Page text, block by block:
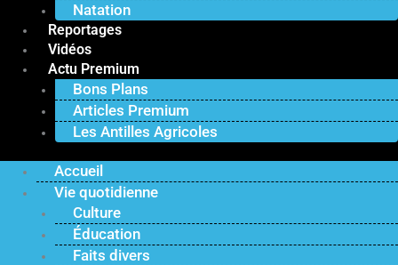
Natation
Reportages
Vidéos
Actu Premium
Bons Plans
Articles Premium
Les Antilles Agricoles
Accueil
Vie quotidienne
Culture
Éducation
Faits divers